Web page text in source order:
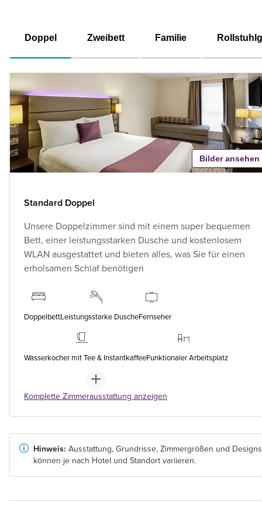
Doppel Zweibett Familie
Bilder ansehen
Standard Doppel
Unsere Doppelzimmer sind mit einem super bequemen
Bett, einer leistungsstarken Dusche und kostenlosem
WLAN ausgestattet und bieten alles, was Sie für einen
erholsamen Schlaf benötigen
DoppelbettLeistungsstarke DuscheFernseher
Wasserkocher mit Tee & InstantkaffeeFunktionaler Arbeitsplatz
Komplette Zimmerausstattung anzeigen
Hinweis: Ausstattung, Grundrisse, Zimmergrößen und Designs
können je nach Hotel und Standort variieren.